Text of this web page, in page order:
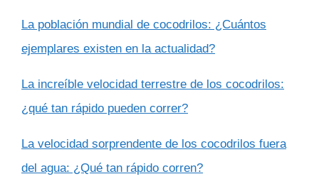
La población mundial de cocodrilos: ¿Cuántos
ejemplares existen en la actualidad?
La increíble velocidad terrestre de los cocodrilos:
¿qué tan rápido pueden correr?
La velocidad sorprendente de los cocodrilos fuera
del agua: ¿Qué tan rápido corren?